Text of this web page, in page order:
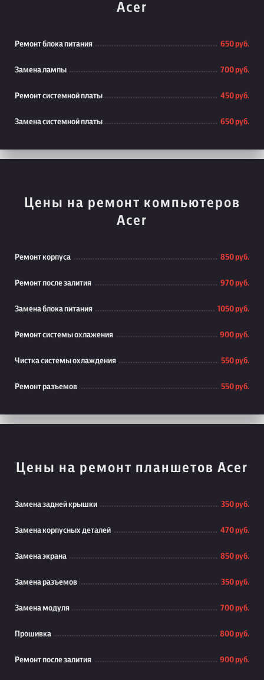
Acer
Ремонт блока питания 650 руб.
Замена лампы 700 руб.
Ремонт системной платы 450 руб.
Замена системной платы 650 руб.
Цены на ремонт компьютеров
Acer
Ремонт корпуса 850 руб.
Ремонт после залития 970 руб.
Замена блока питания 1050 руб.
Ремонт системы охлажения 900 руб.
Чистка системы охлаждения 550 руб.
Ремонт разъемов 550 руб.
Цены на ремонт планшетов Acer
Замена задней крышки 350 руб.
Замена корпусных деталей 470 руб.
Замена экрана 850 руб.
Замена разъемов 350 руб.
Замена модуля 700 руб.
Прошивка 800 руб.
Ремонт после залития 900 руб.